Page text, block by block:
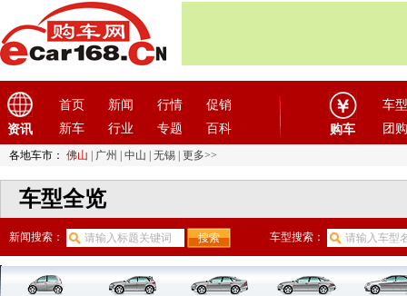
资讯
首页 新闻 行情
促销
新车
行业 专题 百科 购车
车型
团购
各地车市： 佛山 广州 中山 无锡 更多>>
车型全览
新闻搜索： 车型搜索：
GMC(4)
观致(3)
广汽传祺
(19)
广汽吉奥(16)
广汽集团 (2)
广汽蔚来(1)
国机智骏(3)
H
哈飞汽车(6)
哈弗(26)
海格(2)
海马汽车